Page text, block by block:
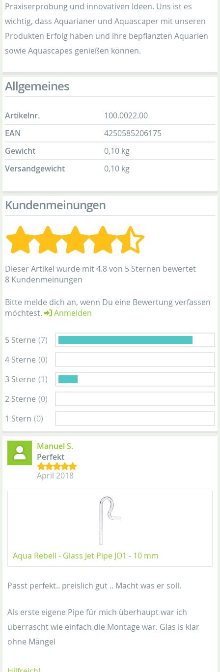
Praxiserprobung und innovativen Ideen. Uns ist es
wichtig, dass Aquarianer und Aquascaper mit unseren
Produkten Erfolg haben und ihre bepflanzten Aquarien
sowie Aquascapes genießen können.
Allgemeines
Artikelnr.
100.0022.00
EAN
4250585206175
Gewicht
0,10 kg
Versandgewicht
0,10 kg
Kundenmeinungen
Dieser Artikel wurde mit 4.8 von 5 Sternen bewertet
8 Kundenmeinungen
Bitte melde dich an, wenn Du eine Bewertung verfassen
möchtest.
Anmelden
5 Sterne (7)
4 Sterne (0)
3 Sterne (1)
2 Sterne (0)
1 Stern (0)
Manuel S.
Perfekt
April 2018
Aqua Rebell - Glass Jet Pipe JO1 - 10 mm
Passt perfekt.. preislich gut .. Macht was er soll.
Als erste eigene Pipe für mich überhaupt war ich
überrascht wie einfach die Montage war. Glas is klar
ohne Mängel